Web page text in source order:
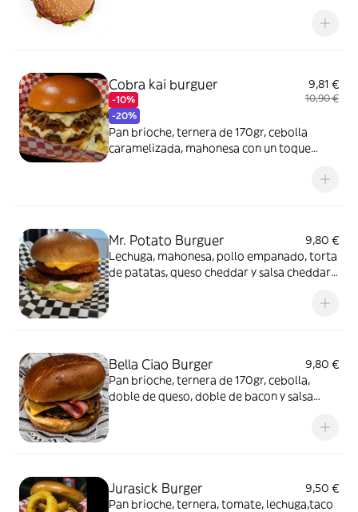
Cobra kai burguer
-10%
-20%
9,81 €
10,90 €
Pan brioche, ternera de 170gr, cebolla
caramelizada, mahonesa con un toque
Mr. Potato Burguer
9,80 €
Lechuga, mahonesa, pollo empanado, torta
de patatas, queso cheddar y salsa cheddar.
refresco en COMENTARIOS o ALERGIAS
Bella Ciao Burger
9,80 €
Pan brioche, ternera de 170gr, cebolla,
doble de queso, doble de bacon y salsa
Jurasick Burger
9,50 €
Pan brioche, ternera, tomate, lechuga,taco